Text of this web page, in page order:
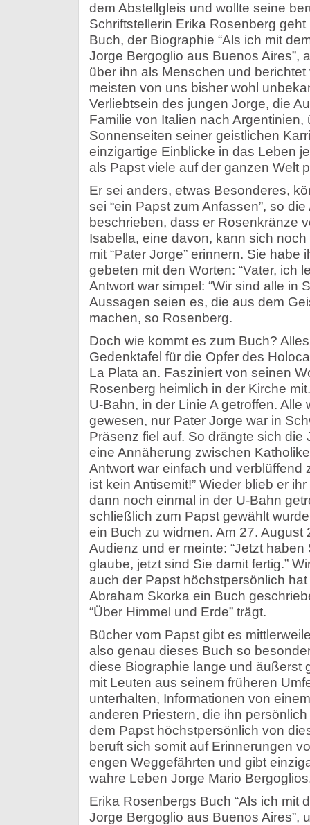
dem Abstellgleis und wollte seine
Schriftstellerin Erika Rosenberg
Buch, der Biographie “Als ich mit
Jorge Bergoglio aus Buenos Aires”,
über ihn als Menschen und
meisten von uns bisher wohl
Verliebtsein des jungen Jorge, die
Familie von Italien nach Argentinien,
Sonnenseiten seiner geistlichen
einzigartige Einblicke in das Leben
als Papst viele auf der ganzen Welt
Er sei anders, etwas Besonderes,
sei “ein Papst zum Anfassen”, so
beschrieben, dass er Rosenkränze
Isabella, eine davon, kann sich
mit “Pater Jorge” erinnern. Sie
gebeten mit den Worten: “Vater, ich
Antwort war simpel: “Wir sind alle in
Aussagen seien es, die aus dem
machen, so Rosenberg.
Doch wie kommt es zum Buch?
Gedenktafel für die Opfer des
La Plata an. Fasziniert von seinen
Rosenberg heimlich in der Kirche
U-Bahn, in der Linie A getroffen.
gewesen, nur Pater Jorge war in
Präsenz fiel auf. So drängte sich die
eine Annäherung zwischen
Antwort war einfach und verblüffend
ist kein Antisemit!” Wieder blieb er
dann noch einmal in der U-Bahn
schließlich zum Papst gewählt
ein Buch zu widmen. Am 27. August
Audienz und er meinte: “Jetzt
glaube, jetzt sind Sie damit fertig.”
auch der Papst höchstpersönlich
Abraham Skorka ein Buch
“Über Himmel und Erde” trägt.
Bücher vom Papst gibt es
also genau dieses Buch so
diese Biographie lange und äußerst
mit Leuten aus seinem früheren
unterhalten, Informationen von
anderen Priestern, die ihn
dem Papst höchstpersönlich von
beruft sich somit auf Erinnerungen
engen Weggefährten und gibt
wahre Leben Jorge Mario
Erika Rosenbergs Buch “Als ich mit
Jorge Bergoglio aus Buenos Aires”,